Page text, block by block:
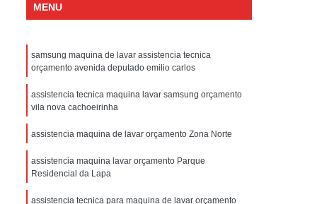
Ar Condicionado Portatil
Assistencia Tecnica Electrolux Geladeira
Tecnica Geladeira Electrolux
Electrolux Assistencia Tecnica Geladeira
Geladeira Assistencia Tecnica
Assistencia Tecnica de Refrigerador
Assistencia Tecnica Electrolux Refrigerador
MENU
samsung maquina de lavar assistencia tecnica
orçamento avenida deputado emilio carlos
assistencia tecnica maquina lavar samsung orçamento
vila nova cachoeirinha
assistencia maquina de lavar orçamento Zona Norte
assistencia maquina lavar orçamento Parque
Residencial da Lapa
assistencia tecnica para maquina de lavar orçamento